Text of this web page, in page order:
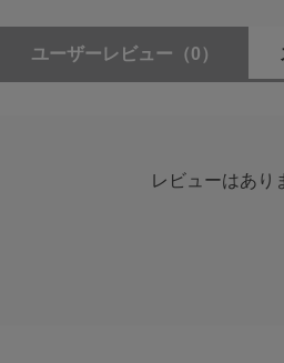
ユーザーレビュー （0）
レビューはあり